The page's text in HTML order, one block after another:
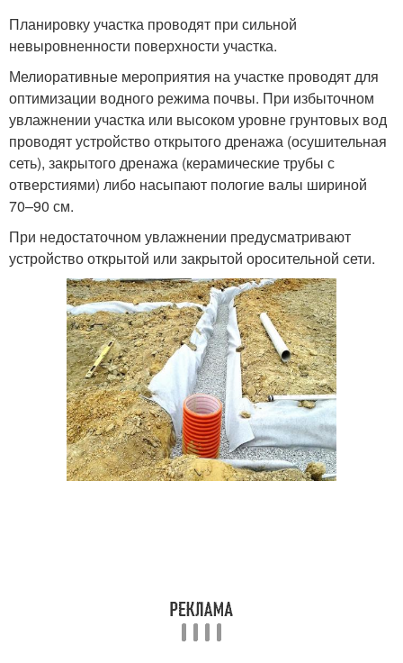
Планировку участка проводят при сильной
невыровненности поверхности участка.
Мелиоративные мероприятия на участке проводят для
оптимизации водного режима почвы. При избыточном
увлажнении участка или высоком уровне грунтовых вод
проводят устройство открытого дренажа (осушительная
сеть), закрытого дренажа (керамические трубы с
отверстиями) либо насыпают пологие валы шириной
70–90 см.
При недостаточном увлажнении предусматривают
устройство открытой или закрытой оросительной сети.